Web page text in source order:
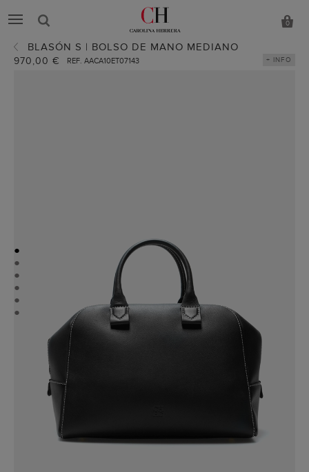
0
BLASÓN S | BOLSO DE MANO MEDIANO
970,00 € REF. AACA10ET07143 + INFO
●
●
●
●
●
●